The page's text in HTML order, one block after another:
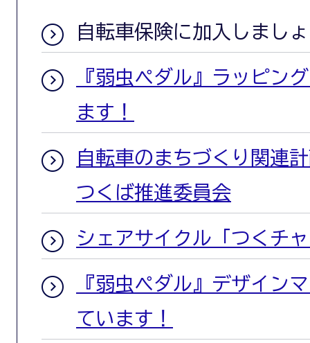
自転車保険に加入しまし
『弱虫ペダル』ラッピン
ます！
自転車のまちづくり関連
つくば推進委員会
シェアサイクル「つくチ
『弱虫ペダル』デザイン
ています！